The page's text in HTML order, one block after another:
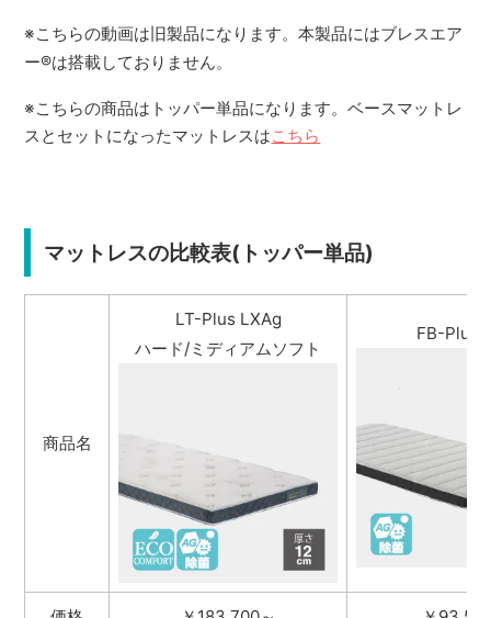
※こちらの動画は旧製品になります。本製品にはブレスエア
ー®は搭載しておりません。
※こちらの商品はトッパー単品になります。ベースマットレ
スとセットになったマットレスはこちら
マットレスの比較表(トッパー単品)
商品名
LT-Plus LXAg
ハード/ミディアムソフト
FB-Plus